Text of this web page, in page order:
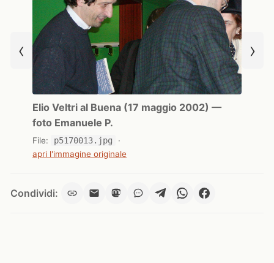
‹
Elio Veltri al Buena (17 maggio 2002) —
foto Emanuele P.
File: p5170013.jpg
·
apri l'immagine originale
›
Condividi: